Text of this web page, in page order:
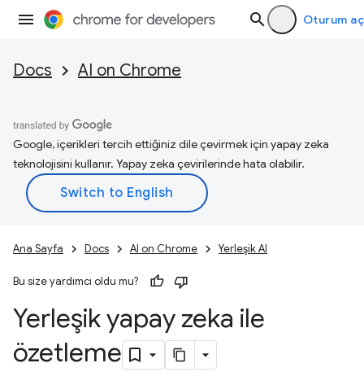
Oturum aç
Docs AI on Chrome
Google, içerikleri tercih ettiğiniz dile çevirmek için yapay zeka
teknolojisini kullanır. Yapay zeka çevirilerinde hata olabilir.
Ana Sayfa Docs AI on Chrome Yerleşik AI
Bu size yardımcı oldu mu?
Yerleşik yapay zeka ile
özetleme